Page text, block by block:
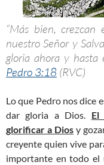
“Más bien,
nuestro Señor y
gloria ahora y hasta
Pedro 3:18 (RVC)
Lo que Pedro nos dice
dar gloria a Dios. El
glorificar a Diosy
creyente quien vive
importante en todo el